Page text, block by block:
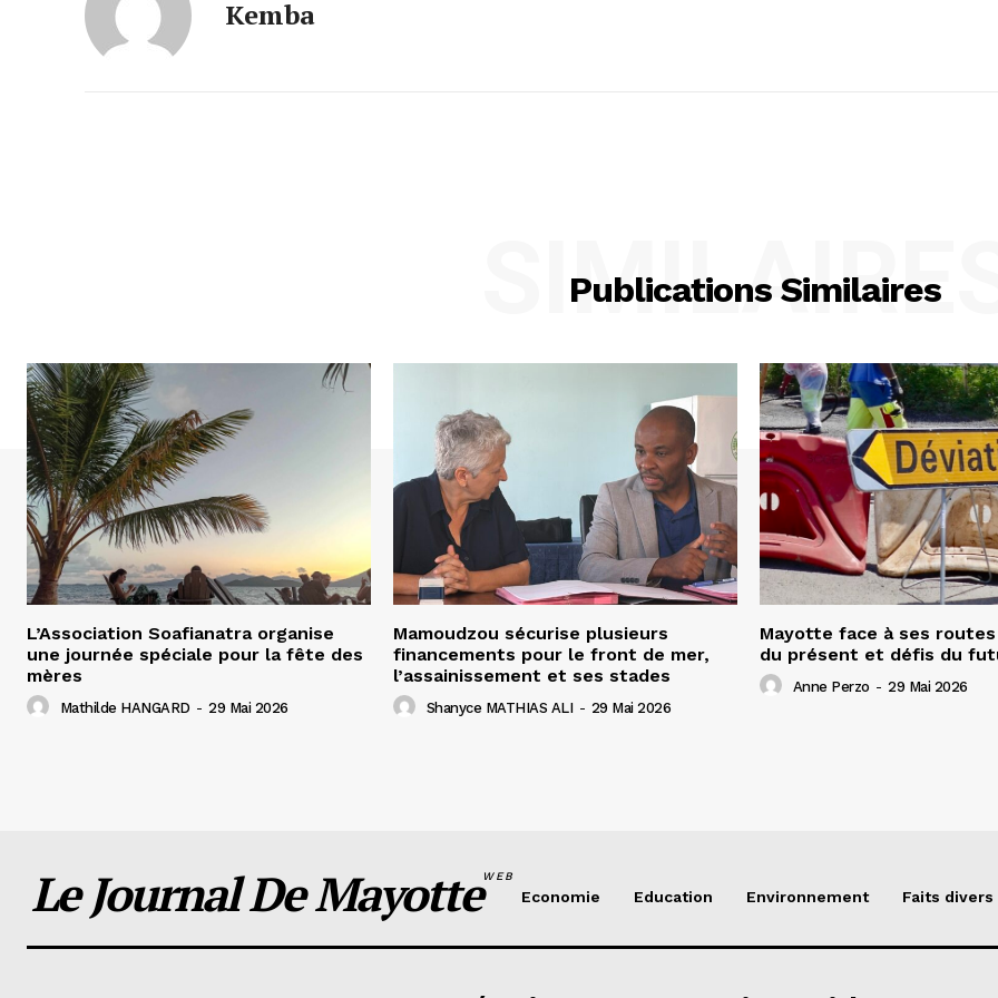
Kemba
Publications Similaires
L’Association Soafianatra organise
une journée spéciale pour la fête des
mères
Mathilde HANGARD - 29 Mai 2026
Mamoudzou sécurise plusieurs
financements pour le front de mer,
l’assainissement et ses stades
Shanyce MATHIAS ALI - 29 Mai 2026
Mayotte face à ses
du présent et défis du
Anne Perzo - 29 Mai 2026
Le Journal De MayotteWEB
Economie Education Environnement Faits divers